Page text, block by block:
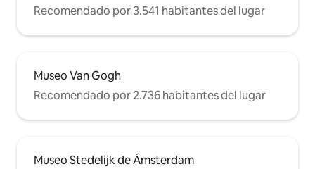
Recomendado por 3.541 habitantes del lugar
Museo Van Gogh
Recomendado por 2.736 habitantes del lugar
Museo Stedelijk de Ámsterdam